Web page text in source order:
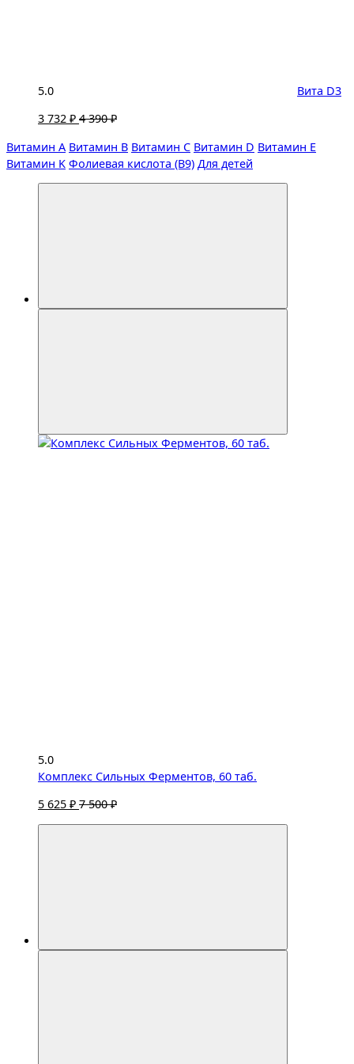
5.0
Вита D3
3 732 ₽ 4 390 ₽
Витамин A Витамин B Витамин C Витамин D Витамин E
Витамин K Фолиевая кислота (B9) Для детей
5.0
Комплекс Сильных Ферментов, 60 таб.
5 625 ₽ 7 500 ₽